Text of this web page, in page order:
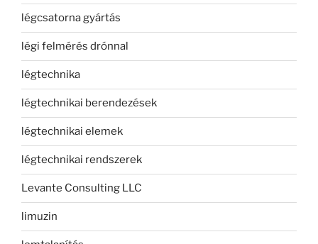
légcsatorna gyártás
légi felmérés drónnal
légtechnika
légtechnikai berendezések
légtechnikai elemek
légtechnikai rendszerek
Levante Consulting LLC
limuzin